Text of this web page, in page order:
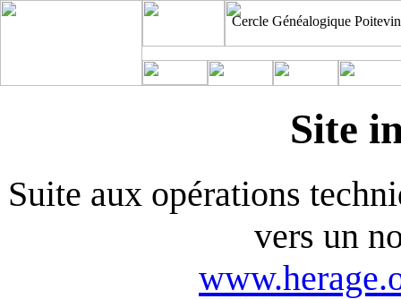
Cercle Généalogique Poitevin
Site
Suite aux opérations
vers un